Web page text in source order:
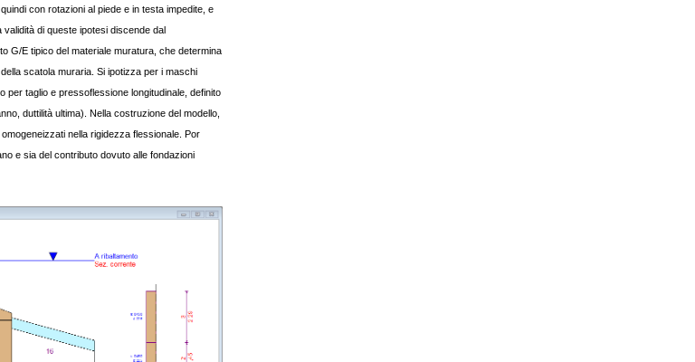
con rotazioni al piede e in testa impedite, e
di queste ipotesi discende dal
G/E tipico del materiale muratura, che determina
scatola muraria. Si ipotizza per i maschi
taglio e pressoflessione longitudinale, definito
duttilità ultima). Nella costruzione del modello,
nella rigidezza flessionale. Por
e sia del contributo dovuto alle fondazioni